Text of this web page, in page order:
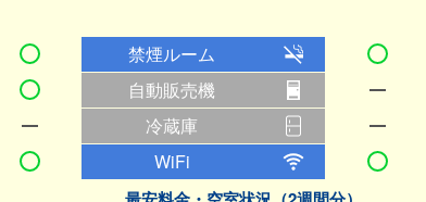
禁煙ルーム
自動販売機
冷蔵庫
WiFi